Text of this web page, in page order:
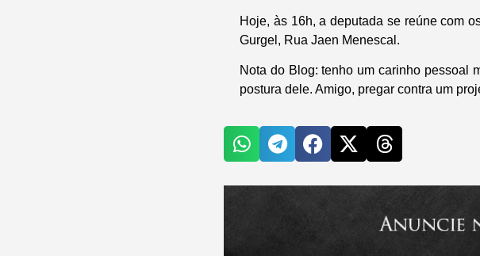
Hoje, às 16h, a deputada se reúne com
Gurgel, Rua Jaen Menescal.
Nota do Blog: tenho um carinho pessoal
postura dele. Amigo, pregar contra um